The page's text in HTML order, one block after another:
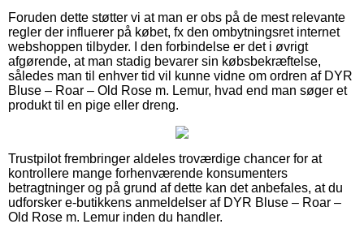
Foruden dette støtter vi at man er obs på de mest relevante
regler der influerer på købet, fx den ombytningsret internet
webshoppen tilbyder. I den forbindelse er det i øvrigt
afgørende, at man stadig bevarer sin købsbekræftelse,
således man til enhver tid vil kunne vidne om ordren af DYR
Bluse – Roar – Old Rose m. Lemur, hvad end man søger et
produkt til en pige eller dreng.
Trustpilot frembringer aldeles troværdige chancer for at
kontrollere mange forhenværende konsumenters
betragtninger og på grund af dette kan det anbefales, at du
udforsker e-butikkens anmeldelser af DYR Bluse – Roar –
Old Rose m. Lemur inden du handler.